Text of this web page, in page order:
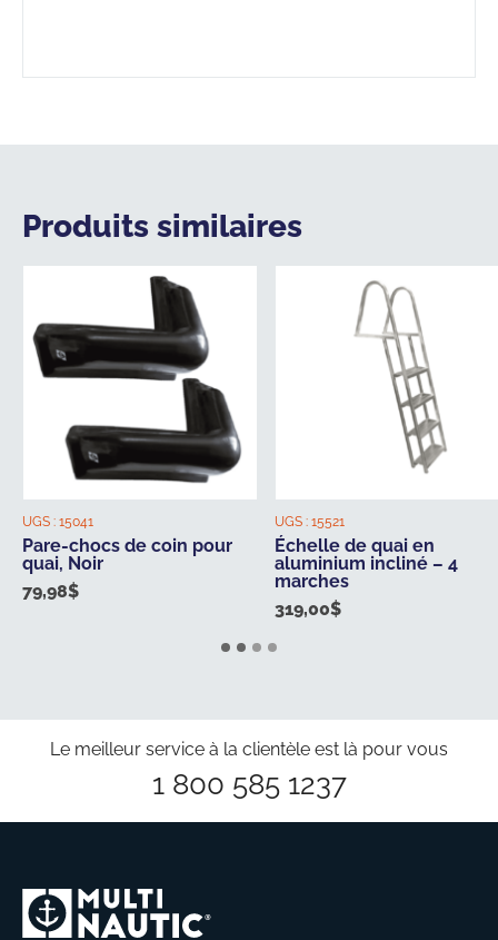
Produits similaires
UGS : 15041
Pare-chocs de coin pour
quai, Noir
79,98$
UGS : 15521
Échelle de quai en
aluminium incliné – 4
marches
319,00$
Le meilleur service à la clientèle est là pour vous
1 800 585 1237